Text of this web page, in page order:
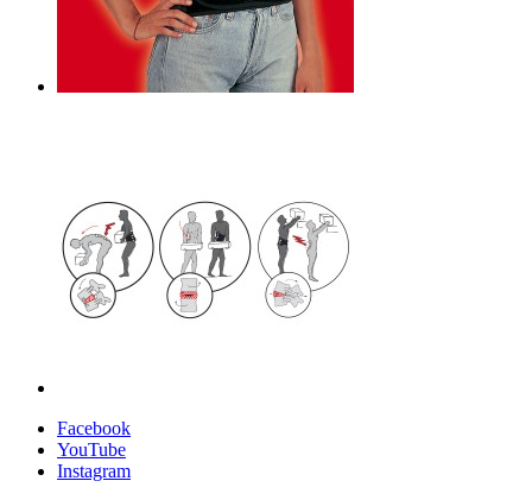
Facebook
YouTube
Instagram